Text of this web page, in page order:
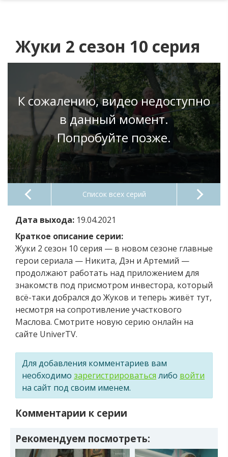
Жуки 2 сезон 10 серия
К сожалению, видео недоступно
в данный момент.
Попробуйте позже.
Список всех серий
Дата выхода: 19.04.2021
Краткое описание серии:
Жуки 2 сезон 10 серия — в новом сезоне главные
герои сериала — Никита, Дэн и Артемий —
продолжают работать над приложением для
знакомств под присмотром инвестора, который
всё-таки добрался до Жуков и теперь живёт тут,
несмотря на сопротивление участкового
Маслова. Смотрите новую серию онлайн на
сайте UniverTV.
Для добавления комментариев вам
необходимо зарегистрироваться либо войти
на сайт под своим именем.
Комментарии к серии
Рекомендуем посмотреть: